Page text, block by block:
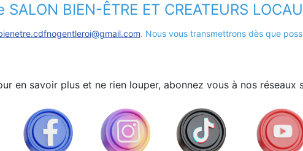
SALON BIEN-ÊTRE ET CREATEURS
. Nous vous transmettrons dès que
en savoir plus et ne rien louper, abonnez vous à nos réseaux